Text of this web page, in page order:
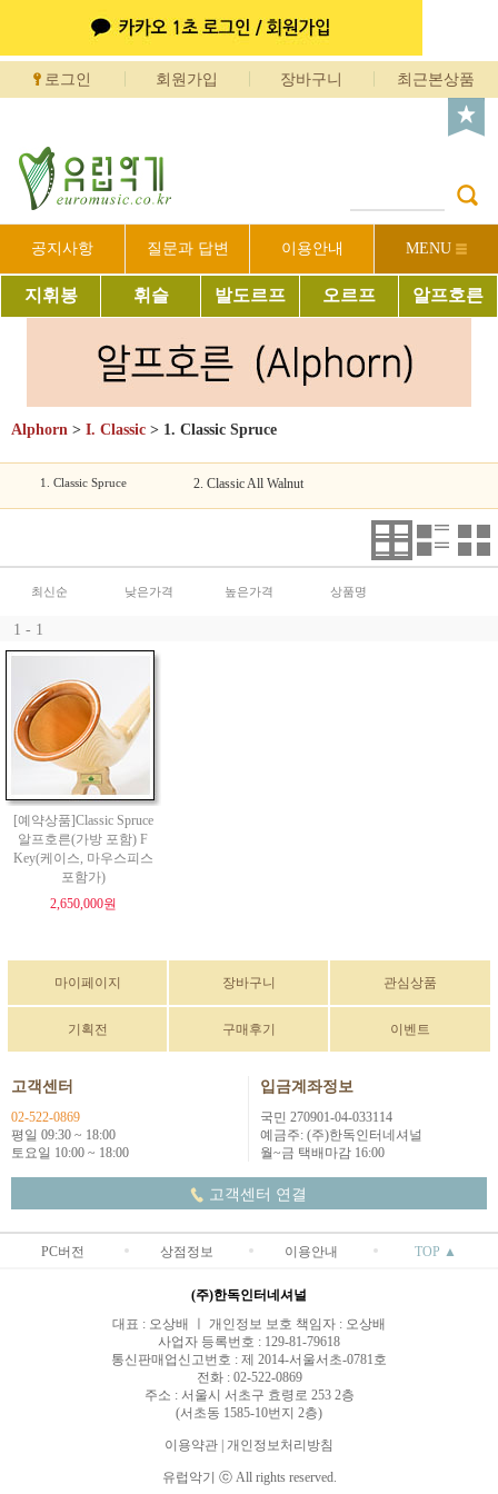
로그인 회원가입 장바구니 최근본상품
공지사항 질문과 답변 이용안내 MENU
지휘봉 휘슬 발도르프 오르프 알프호른
Alphorn > I. Classic > 1. Classic Spruce
1. Classic Spruce 2. Classic All Walnut
최신순 낮은가격 높은가격 상품명
1 - 1
[예약상품]Classic Spruce
알프호른(가방 포함) F
Key(케이스, 마우스피스
포함가)
2,650,000원
마이페이지 장바구니 관심상품
기획전 구매후기 이벤트
고객센터
02-522-0869
평일 09:30 ~ 18:00
토요일 10:00 ~ 18:00
입금계좌정보
국민 270901-04-033114
예금주: (주)한독인터네셔널
월~금 택배마감 16:00
고객센터 연결
PC버전 상점정보 이용안내 TOP ▲
(주)한독인터네셔널
대표 : 오상배 ㅣ 개인정보 보호 책임자 : 오상배
사업자 등록번호 : 129-81-79618
통신판매업신고번호 : 제 2014-서울서초-0781호
전화 : 02-522-0869
주소 : 서울시 서초구 효령로 253 2층
(서초동 1585-10번지 2층)
이용약관 개인정보처리방침
유럽악기 ⓒ All rights reserved.